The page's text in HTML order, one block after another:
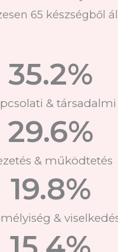
65 készségből
& társadalmi
35.2%
& működtetés
29.6%
&
19.8%